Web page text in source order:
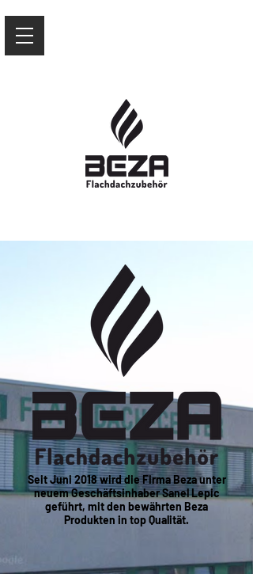
Seit Juni 2018 wird die Firma Beza unter
neuem Geschäftsinhaber Sanel Lepic
geführt, mit den bewährten Beza
Produkten in top Qualität.